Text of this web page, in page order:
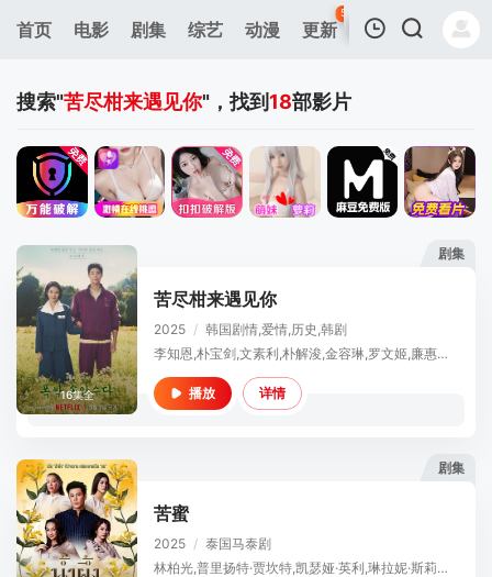
首页 电影 剧集 综艺 动漫 更新
50
热榜 APP
搜索"苦尽柑来遇见你"，找到 18部影片
剧集
16集全
苦尽柑来遇见你
2025 / 韩国剧情,爱情,历史,韩剧
李知恩,朴宝剑,文素利,朴解浚,金容琳,罗文姬,廉惠兰,吴敏爱,崔代勋,张慧珍,白智媛,嵯美暻,郑熙俊,安津罗森,吴正世,严志媛,金宣虎,李濬荣,郑伊书,金太延,李天茂,柳炳勋,李秀卿,李秀美
播放 详情
剧集
苦蜜
2025 / 泰国马泰剧
林柏光,普里扬特·贾坎特,凯瑟娅·英利,琳拉妮·斯莉彭,塔萨彭·维瓦隆,卡莫茶诺·柔莎缇恩,帕辛·利昂武,伍天蓝,查拉德·那·宋卡,坦雅帕·帕塔拉媞拉猜差容,卡洛琪达·坤苏婉,艾卡彭·宗克查功